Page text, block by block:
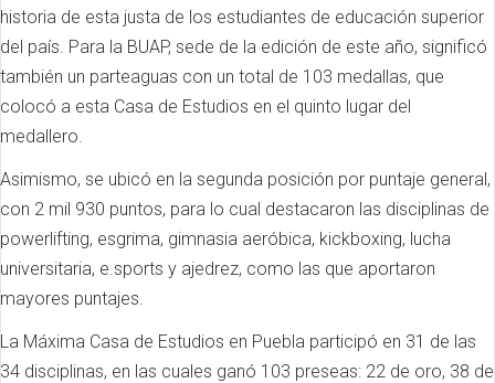
historia de esta justa de los estudiantes de educación superior
del país. Para la BUAP, sede de la edición de este año, significó
también un parteaguas con un total de 103 medallas, que
colocó a esta Casa de Estudios en el quinto lugar del
medallero.
Asimismo, se ubicó en la segunda posición por puntaje general,
con 2 mil 930 puntos, para lo cual destacaron las disciplinas de
powerlifting, esgrima, gimnasia aeróbica, kickboxing, lucha
universitaria, e.sports y ajedrez, como las que aportaron
mayores puntajes.
La Máxima Casa de Estudios en Puebla participó en 31 de las
34 disciplinas, en las cuales ganó 103 preseas: 22 de oro, 38 de